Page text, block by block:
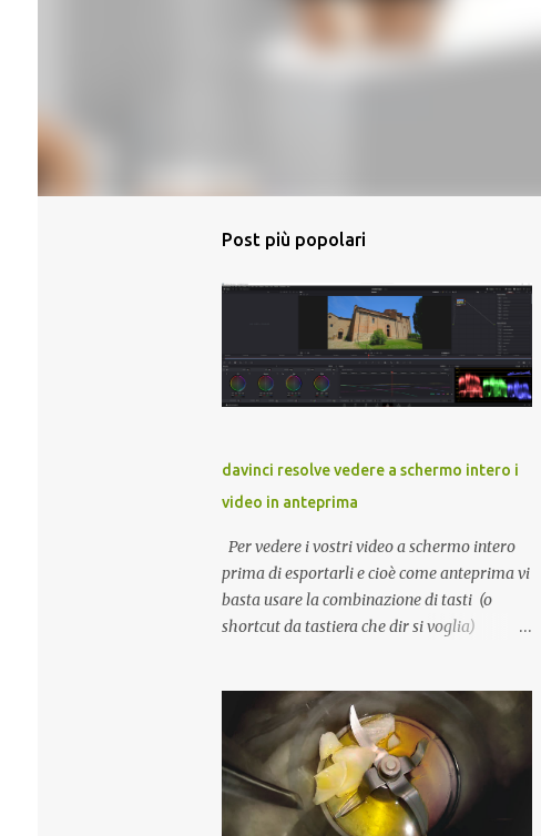
Post più popolari
davinci resolve vedere a schermo intero i
video in anteprima
Per vedere i vostri video a schermo intero
prima di esportarli e cioè come anteprima vi
basta usare la combinazione di tasti (o
shortcut da tastiera che dir si voglia)